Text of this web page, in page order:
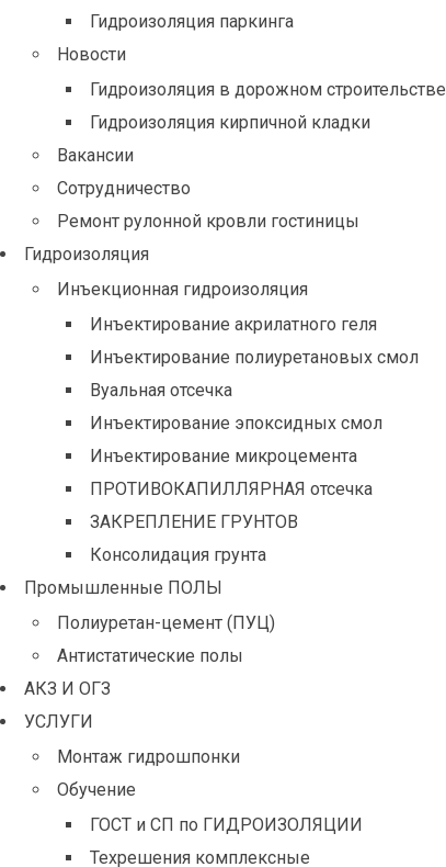
Гидроизоляция паркинга
Новости
Гидроизоляция в дорожном строительстве
Гидроизоляция кирпичной кладки
Вакансии
Сотрудничество
Ремонт рулонной кровли гостиницы
Гидроизоляция
Инъекционная гидроизоляция
Инъектирование акрилатного геля
Инъектирование полиуретановых смол
Вуальная отсечка
Инъектирование эпоксидных смол
Инъектирование микроцемента
ПРОТИВОКАПИЛЛЯРНАЯ отсечка
ЗАКРЕПЛЕНИЕ ГРУНТОВ
Консолидация грунта
Промышленные ПОЛЫ
Полиуретан-цемент (ПУЦ)
Антистатические полы
АКЗ И ОГЗ
УСЛУГИ
Монтаж гидрошпонки
Обучение
ГОСТ и СП по ГИДРОИЗОЛЯЦИИ
Техрешения комплексные